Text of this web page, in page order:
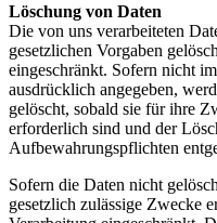
Löschung von Daten
Die von uns verarbeiteten
gesetzlichen Vorgaben
eingeschränkt. Sofern nicht
ausdrücklich angegeben,
gelöscht, sobald sie für ihre
erforderlich sind und der
Aufbewahrungspflichten
Sofern die Daten nicht
gesetzlich zulässige Zwecke